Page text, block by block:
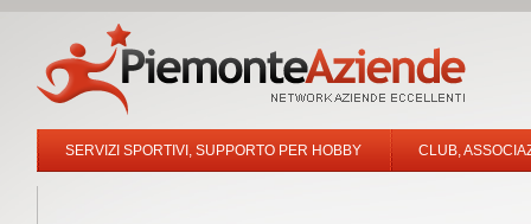
SERVIZI SPORTIVI, SUPPORTO PER HOBBY CLUB,